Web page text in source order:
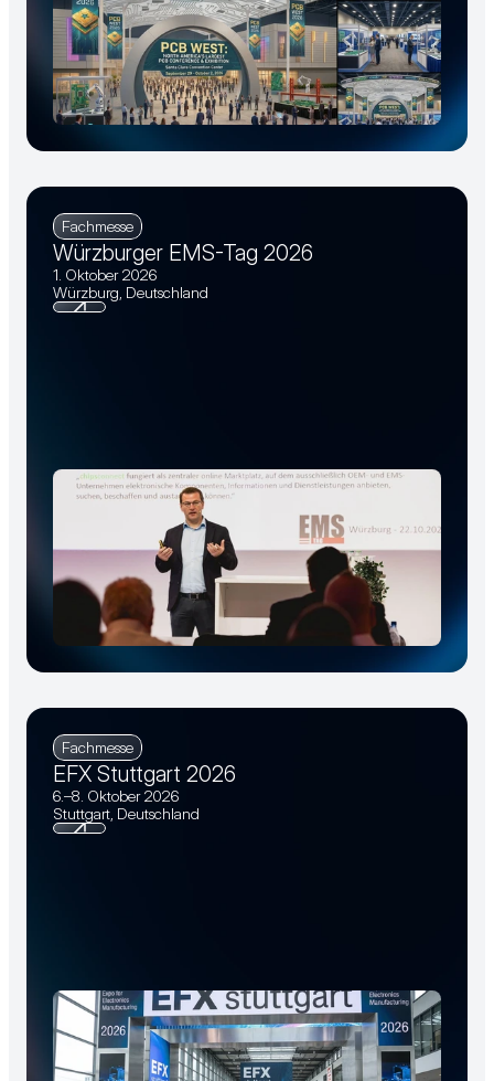
Fachmesse
Würzburger EMS-Tag 2026
1. Oktober 2026
Würzburg, Deutschland
Fachmesse
EFX Stuttgart 2026
6.–8. Oktober 2026
Stuttgart, Deutschland